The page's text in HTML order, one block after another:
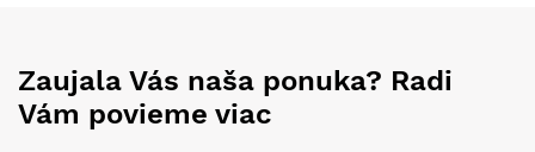
Zaujala Vás naša ponuka? Radi
Vám povieme viac